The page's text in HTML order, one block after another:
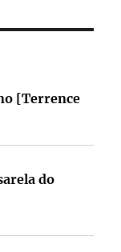
[Terrence
do